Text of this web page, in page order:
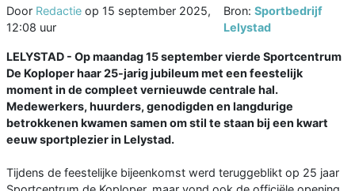
Door Redactie op 15 september 2025,
12:08 uur
Bron: Sportbedrijf
Lelystad
LELYSTAD - Op maandag 15 september vierde Sportcentrum
De Koploper haar 25-jarig jubileum met een feestelijk
moment in de compleet vernieuwde centrale hal.
Medewerkers, huurders, genodigden en langdurige
betrokkenen kwamen samen om stil te staan bij een kwart
eeuw sportplezier in Lelystad.
Tijdens de feestelijke bijeenkomst werd teruggeblikt op 25 jaar